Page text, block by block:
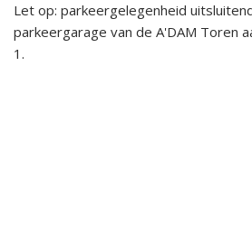
Let op: parkeergelegenheid
parkeergarage van de A'DAM Toren
1.